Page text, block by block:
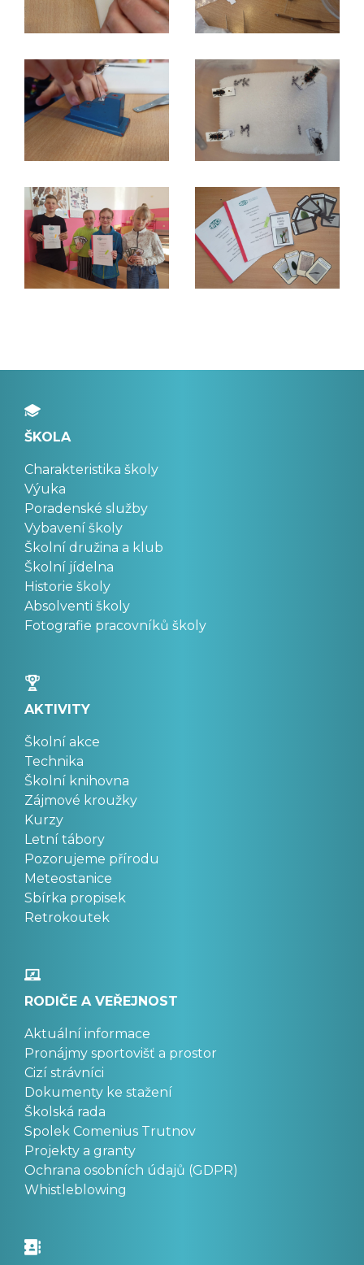
ŠKOLA
Charakteristika školy
Výuka
Poradenské služby
Vybavení školy
Školní družina a klub
Školní jídelna
Historie školy
Absolventi školy
Fotografie pracovníků školy
AKTIVITY
Školní akce
Technika
Školní knihovna
Zájmové kroužky
Kurzy
Letní tábory
Pozorujeme přírodu
Meteostanice
Sbírka propisek
Retrokoutek
RODIČE A VEŘEJNOST
Aktuální informace
Pronájmy sportovišť a prostor
Cizí strávníci
Dokumenty ke stažení
Školská rada
Spolek Comenius Trutnov
Projekty a granty
Ochrana osobních údajů (GDPR)
Whistleblowing